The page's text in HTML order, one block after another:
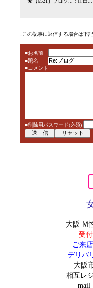
↓この記事に返信する場合は下
■お名前
■題名
■コメント
■削除用パスワード(必須)
大阪 Ｍ
受
ご来
デリバ
大阪
相互レ
mail